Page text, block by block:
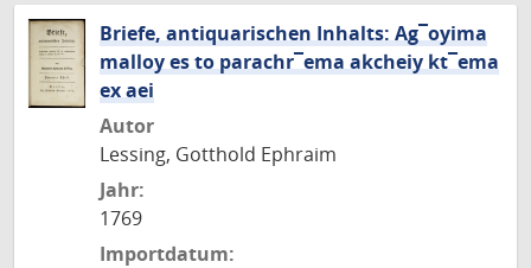
Briefe, antiquarischen Inhalts: Ag¯oyima
malloy es to parachr¯ema akcheiy kt¯ema
ex aei
Autor
Lessing, Gotthold Ephraim
Jahr:
1769
Importdatum: